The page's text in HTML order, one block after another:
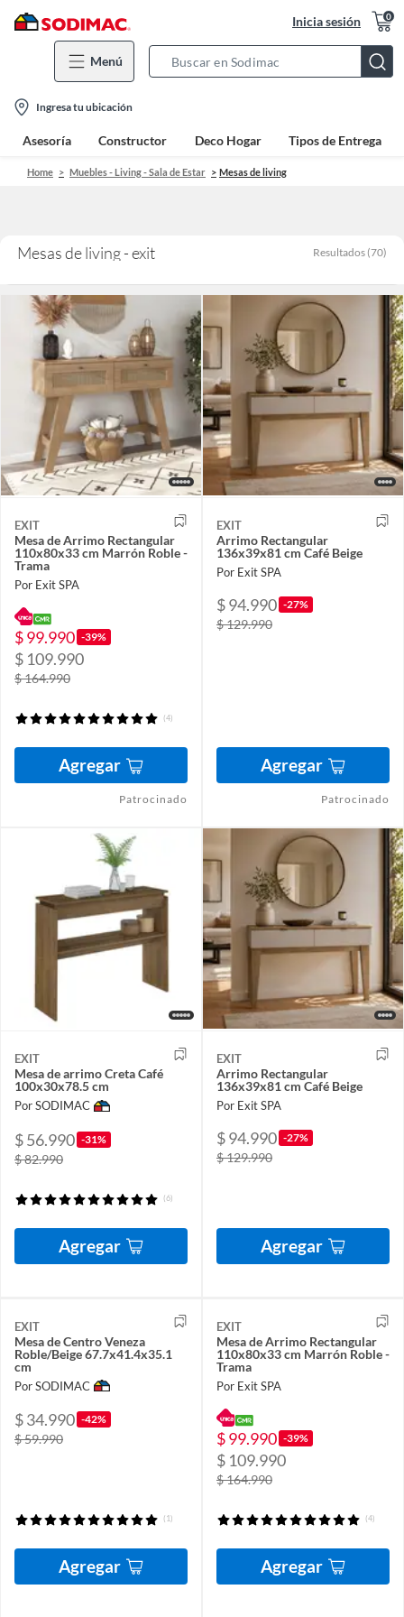
Inicia sesión 0
Menú
Bar
location-
icon
Ingresa tu ubicación
Asesoría Constructor Deco Hogar Tipos de Entrega
Home Muebles - Living - Sala de Estar Mesas de living
Mesas de living - exit Resultados (70)
EXIT
Mesa de Arrimo Rectangular
110x80x33 cm Marrón Roble -
Trama
Por Exit SPA
$ 99.990 -39%
$ 109.990
$ 164.990
(4)
Agregar
Patrocinado
EXIT
Arrimo Rectangular
136x39x81 cm Café Beige
Por Exit SPA
$ 94.990 -27%
$ 129.990
Agregar
Patrocinado
EXIT
Mesa de arrimo Creta Café
100x30x78.5 cm
Por SODIMAC
$ 56.990 -31%
$ 82.990
(6)
Agregar
EXIT
Arrimo Rectangular
136x39x81 cm Café Beige
Por Exit SPA
$ 94.990 -27%
$ 129.990
Agregar
EXIT
Mesa de Centro Veneza
Roble/Beige 67.7x41.4x35.1
cm
Por SODIMAC
$ 34.990 -42%
$ 59.990
(1)
Agregar
EXIT
Mesa de Arrimo Rectangular
110x80x33 cm Marrón Roble -
Trama
Por Exit SPA
$ 99.990 -39%
$ 109.990
$ 164.990
(4)
Agregar